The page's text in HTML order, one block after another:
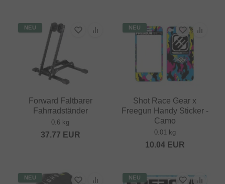
NEU
Forward Faltbarer
Fahrradständer
0.6 kg
37.77 EUR
NEU
Shot Race Gear x
Freegun Handy Sticker -
Camo
0.01 kg
10.04EUR
NEU NEU